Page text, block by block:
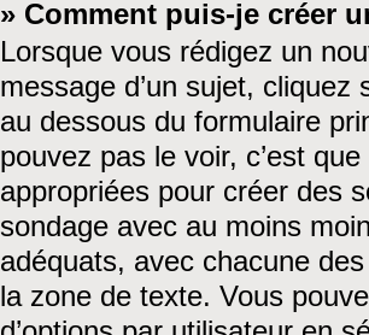
» Comment puis-je créer
Lorsque vous rédigez un
message d’un sujet, cliquez
au dessous du formulaire
pouvez pas le voir, c’est
appropriées pour créer des
sondage avec au moins
adéquats, avec chacune
la zone de texte. Vous